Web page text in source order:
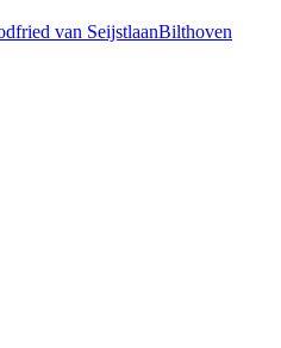
van SeijstlaanBilthoven